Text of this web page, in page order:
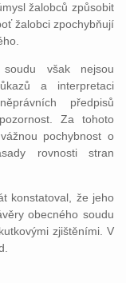
žalobců způsobit
žalobci zpochybňují
však nejsou
a interpretaci
předpisů
Za tohoto
pochybnost o
rovnosti stran
konstatoval, že jeho
obecného soudu
zjištěními. V